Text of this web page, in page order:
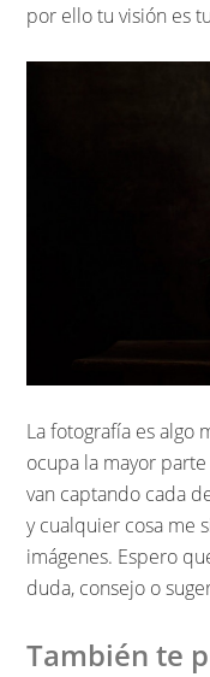
por ello tu visión es
La fotografía es algo
ocupa la mayor
van captando cada
y cualquier cosa me
imágenes. Espero
duda, consejo o
También te